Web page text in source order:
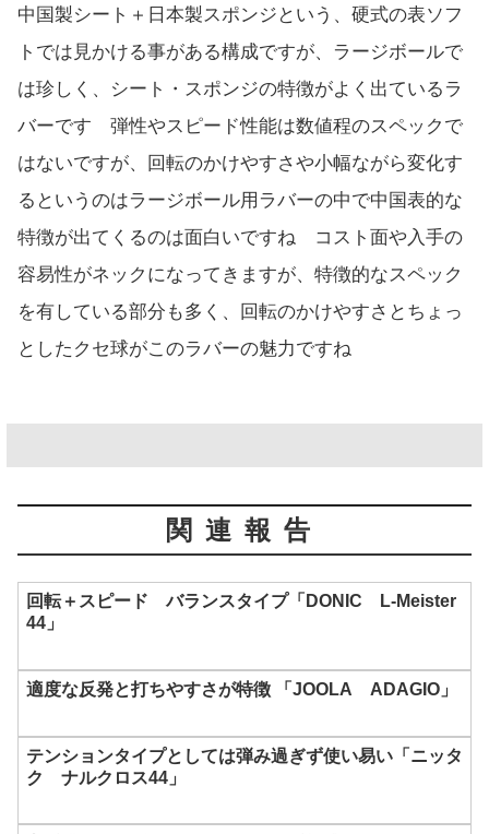
中国製シート＋日本製スポンジという、硬式の表ソフ
トでは見かける事がある構成ですが、ラージボールで
は珍しく、シート・スポンジの特徴がよく出ているラ
バーです 弾性やスピード性能は数値程のスペックで
はないですが、回転のかけやすさや小幅ながら変化す
るというのはラージボール用ラバーの中で中国表的な
特徴が出てくるのは面白いですね コスト面や入手の
容易性がネックになってきますが、特徴的なスペック
を有している部分も多く、回転のかけやすさとちょっ
としたクセ球がこのラバーの魅力ですね
関連報告
回転＋スピード バランスタイプ「DONIC L-Meister
44」
適度な反発と打ちやすさが特徴 「JOOLA ADAGIO」
テンションタイプとしては弾み過ぎず使い易い「ニッタ
ク ナルクロス44」